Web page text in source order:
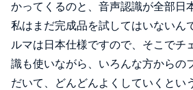
かってくるのと、音声認識が全部日
私はまだ完成品を試してはいないん
ルマは日本仕様ですので、そこでチ
識も使いながら、いろんな方からの
だいて、どんどんよくしていくとい